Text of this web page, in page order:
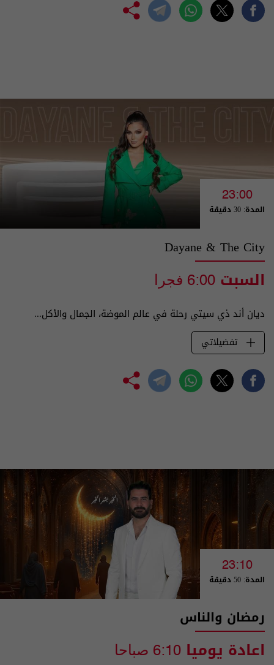
23:00
المدة: 30 دقيقة
Dayane & The City
السبت 6:00 فجرا
ديان أند ذي سيتي رحلة في عالم الموضة، الجمال والأكل...
تفضيلاتي
23:10
المدة: 50 دقيقة
رمضان والناس
اعادة يوميا 6:10 صباحا